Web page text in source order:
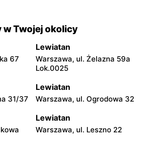
w Twojej okolicy
67
Lewiatan
Warszawa, ul. Żelazna 59a
Lok.0025
31/37
Lewiatan
Warszawa, ul. Ogrodowa 32
Lewiatan
Warszawa, ul. Leszno 22